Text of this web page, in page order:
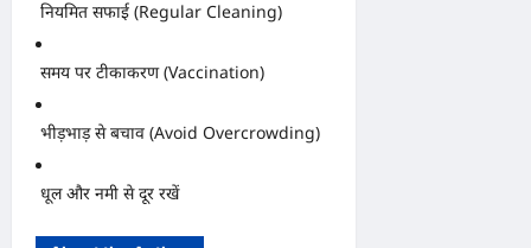
नियमित सफाई (Regular Cleaning)
समय पर टीकाकरण (Vaccination)
भीड़भाड़ से बचाव (Avoid Overcrowding)
धूल और नमी से दूर रखें